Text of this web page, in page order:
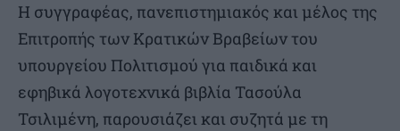
Η συγγραφέας, πανεπιστημιακός και μέλος της
Επιτροπής των Κρατικών Βραβείων του
υπουργείου Πολιτισμού για παιδικά και
εφηβικά λογοτεχνικά βιβλία Τασούλα
Τσιλιμένη, παρουσιάζει και συζητά με τη